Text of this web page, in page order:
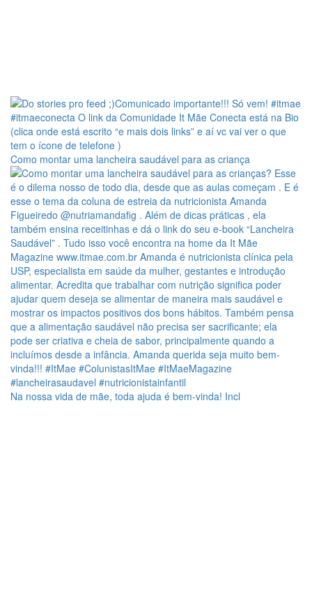
Como montar uma lancheira saudável para as criança
Na nossa vida de mãe, toda ajuda é bem-vinda! Incl